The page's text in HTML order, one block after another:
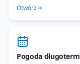
Otwórz
Pogoda